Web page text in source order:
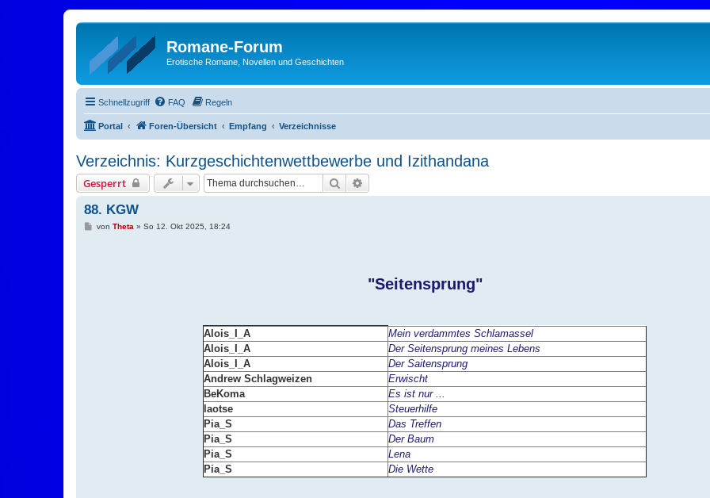
Romane-Forum
Erotische Romane, Novellen und Geschichten
Schnellzugriff FAQ Regeln
Portal Foren-Übersicht Empfang Verzeichnisse
Verzeichnis: Kurzgeschichtenwettbewerbe und Izithandana
Gesperrt Suche
88. KGW
Bvon Theta » So 12. Okt 2025, 18:24
"Seitensprung"
Alois_I_A
Mein verdammtes Schlamassel
Alois_I_A
Der Seitensprung meines Lebens
Alois_I_A
Der Saitensprung
Andrew Schlagweizen
Erwischt
BeKoma
Es ist nur ...
laotse
Steuerhilfe
Pia_S
Das Treffen
Pia_S
Der Baum
Pia_S
Lena
Pia_S
Die Wette